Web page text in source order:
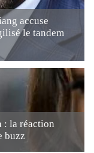
accuse
le tandem
: la réaction
buzz